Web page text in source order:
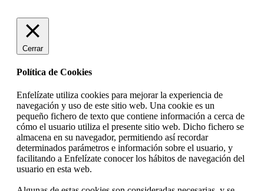
Cerrar
Política de Cookies
Enfelízate utiliza cookies para mejorar la experiencia de
navegación y uso de este sitio web. Una cookie es un
pequeño fichero de texto que contiene información a cerca de
cómo el usuario utiliza el presente sitio web. Dicho fichero se
almacena en su navegador, permitiendo así recordar
determinados parámetros e información sobre el usuario, y
facilitando a Enfelízate conocer los hábitos de navegación del
usuario en esta web.